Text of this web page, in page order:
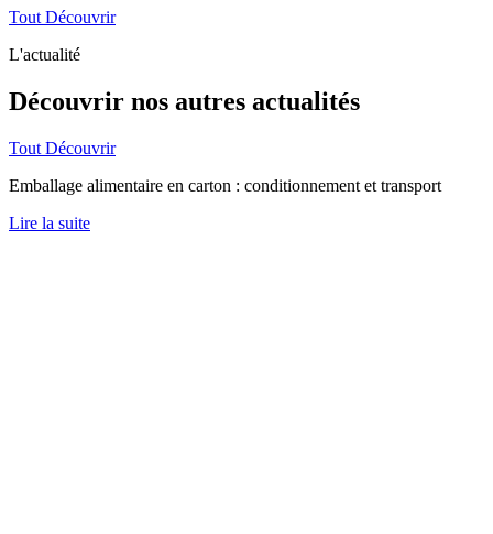
Tout Découvrir
L'actualité
Découvrir nos autres actualités
Tout Découvrir
Emballage alimentaire en carton : conditionnement et transport
Lire la suite